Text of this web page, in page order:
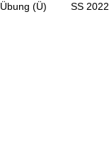
Übung (Ü) SS 2022